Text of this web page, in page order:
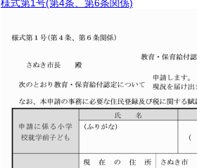
様式第1号(第4条、第6条関係)